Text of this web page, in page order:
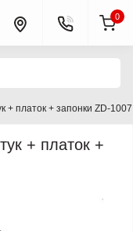
0
+ платок + запонки ZD-1007
+ платок +